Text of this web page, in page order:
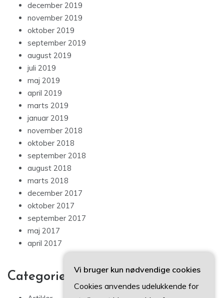
december 2019
november 2019
oktober 2019
september 2019
august 2019
juli 2019
maj 2019
april 2019
marts 2019
januar 2019
november 2018
oktober 2018
september 2018
august 2018
marts 2018
december 2017
oktober 2017
september 2017
maj 2017
april 2017
Categories
Vi bruger kun nødvendige cookies
Cookies anvendes udelukkende for